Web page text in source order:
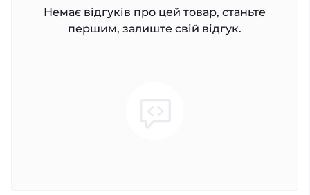
Немає відгуків про цей товар, станьте
першим, залиште свій відгук.